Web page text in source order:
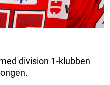
division 1-klubben